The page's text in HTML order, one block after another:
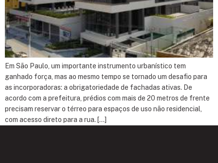
Em São Paulo, um importante instrumento urbanístico tem
ganhado força, mas ao mesmo tempo se tornado um desafio para
as incorporadoras: a obrigatoriedade de fachadas ativas. De
acordo com a prefeitura, prédios com mais de 20 metros de frente
precisam reservar o térreo para espaços de uso não residencial,
com acesso direto para a rua. […]